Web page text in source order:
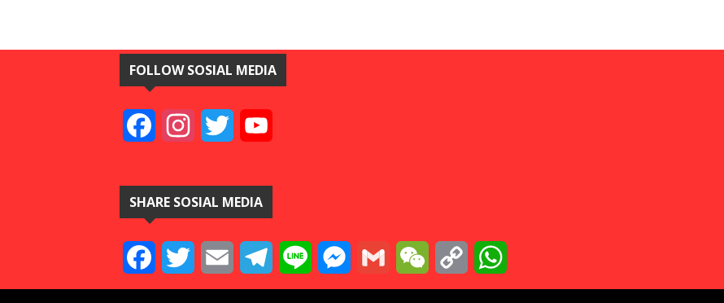
FOLLOW SOSIAL MEDIA
FacebookInstagramTwitter
SHARE SOSIAL MEDIA
FacebookTwitter Email TelegramLine Messenger
Gmail WeChat Copy
Link